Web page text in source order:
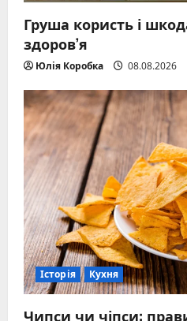
Груша користь і
здоров’я
Юлія Коробка 08.08.2026
Історія Кухня
Чипси чи чіпси: